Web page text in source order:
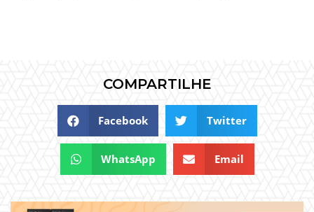
COMPARTILHE
Facebook Twitter
WhatsApp Email